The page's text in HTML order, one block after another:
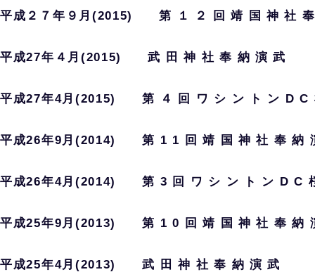
平成２７年９月(2015) 第 １ ２ 回 靖 国 神 社
平成27年４月(2015) 武 田 神 社 奉 納 演 武
平成27年4月(2015) 第 ４ 回 ワ シ ン ト ン D C
平成26年9月(2014) 第 1 1 回 靖 国 神 社 奉 納
平成26年4月(2014) 第 3 回 ワ シ ン ト ン D C
平成25年9月(2013) 第 1 0 回 靖 国 神 社 奉 納
平成25年4月(2013) 武 田 神 社 奉 納 演 武